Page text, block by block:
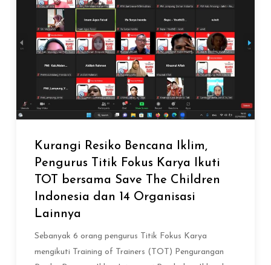
Kurangi Resiko Bencana Iklim,
Pengurus Titik Fokus Karya Ikuti
TOT bersama Save The Children
Indonesia dan 14 Organisasi
Lainnya
Sebanyak 6 orang pengurus Titik Fokus Karya
mengikuti Training of Trainers (TOT) Pengurangan